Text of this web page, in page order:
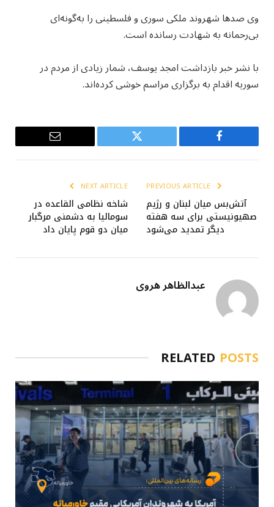
وی صدها شهروند ملکی سوری و فلسطینی را به‌گونه‌ای
بی‌رحمانه به شهادت رسانده است.
با نشر خبر بازداشت امجد یوسف، شمار زیادی از مردم در
سوریه اقدام به برگزاری مراسم خوشی کرده‌اند.
Facebook
Twitter
Email
آتش‌بس میان لبنان و رژیم
صهیونیستی برای سه هفته
دیگر تمدید می‌شود
NEXT ARTICLE
شاخه نظامی القاعده در
سومالیا به دشمنی مرگبار
میان دو قوم پایان داد
عبدالظاهر هروی
RELATED POSTS